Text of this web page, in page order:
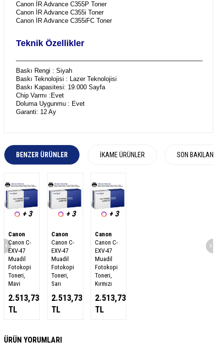
Canon İR Advance C355P Toner
Canon İR Advance C355i Toner
Canon İR Advance C355iFC Toner
Teknik Özellikler
Baskı Rengi : Siyah
Baskı Teknolojisi : Lazer Teknolojisi
Baskı Kapasitesi: 19.000 Sayfa
Chip Varmı :Evet
Doluma Uygunmu : Evet
Garanti: 12 Ay
BENZER ÜRÜNLER İKAME ÜRÜNLER SON
+ 3
Canon
Canon C-
EXV-47
Muadil
Fotokopi
Toneri,
Mavi
2.513,73
TL
+ 3
Canon
Canon C-
EXV-47
Muadil
Fotokopi
Toneri,
Sarı
2.513,73
TL
+ 3
Canon
Canon C-
EXV-47
Muadil
Fotokopi
Toneri,
Kırmızı
2.513,73
TL
ÜRÜN YORUMLARI